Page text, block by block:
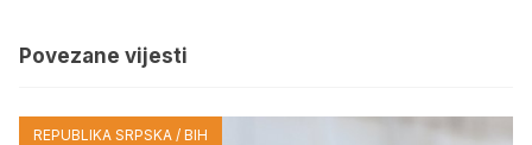
Povezane vijesti
REPUBLIKA SRPSKA / BIH